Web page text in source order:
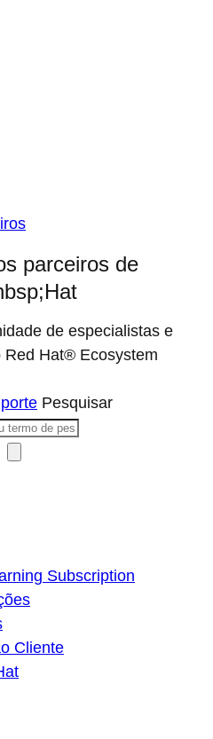
parceiros de
de especialistas e
Hat® Ecosystem
Pesquisar
Subscription
Cliente